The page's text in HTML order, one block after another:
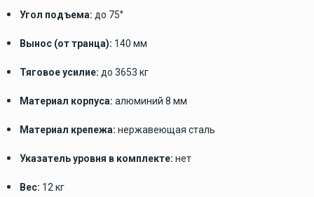
Угол подъема: до 75°
Вынос (от транца): 140 мм
Тяговое усилие: до 3653 кг
Материал корпуса: алюминий 8 мм
Материал крепежа: нержавеющая сталь
Указатель уровня в комплекте: нет
Вес: 12 кг